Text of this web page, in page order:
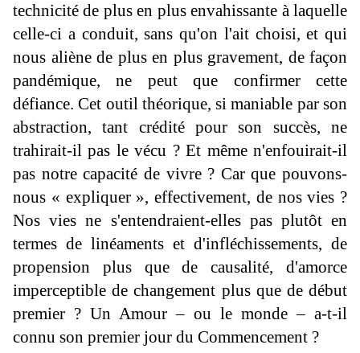
technicité de plus en plus envahissante à laquelle
celle-ci a conduit, sans qu'on l'ait choisi, et qui
nous aliène de plus en plus gravement, de façon
pandémique, ne peut que confirmer cette
défiance. Cet outil théorique, si maniable par son
abstraction, tant crédité pour son succès, ne
trahirait-il pas le vécu ? Et même n'enfouirait-il
pas notre capacité de vivre ? Car que pouvons-
nous « expliquer », effectivement, de nos vies ?
Nos vies ne s'entendraient-elles pas plutôt en
termes de linéaments et d'infléchissements, de
propension plus que de causalité, d'amorce
imperceptible de changement plus que de début
premier ? Un Amour – ou le monde – a-t-il
connu son premier jour du Commencement ?